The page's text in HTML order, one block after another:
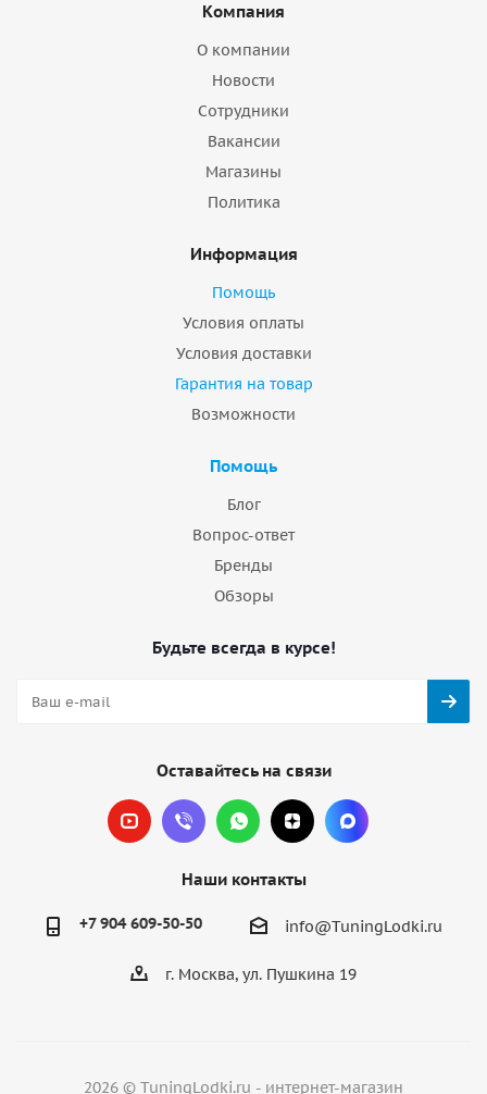
Компания
О компании
Новости
Сотрудники
Вакансии
Магазины
Политика
Информация
Помощь
Условия оплаты
Условия доставки
Гарантия на товар
Возможности
Помощь
Блог
Вопрос-ответ
Бренды
Обзоры
Будьте всегда в курсе!
Оставайтесь на связи
Наши контакты
+7 904 609-50-50 info@TuningLodki.ru
г. Москва, ул. Пушкина 19
2026 © TuningLodki.ru - интернет-магазин